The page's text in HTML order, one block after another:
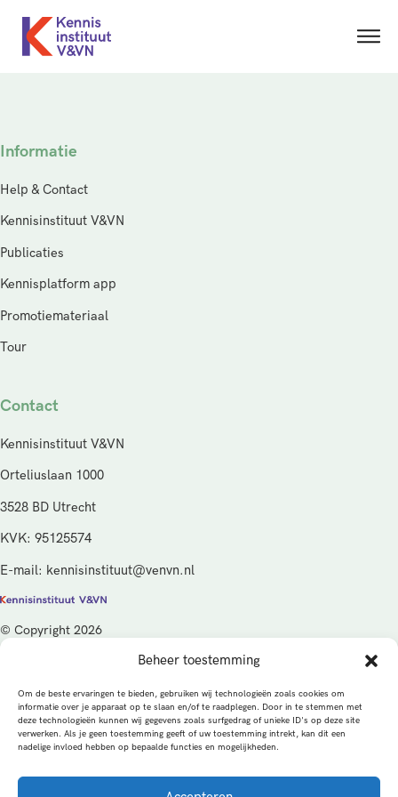
Beheer toestemming
Om de beste ervaringen te bieden, gebruiken wij technologieën zoals cookies om
informatie over je apparaat op te slaan en/of te raadplegen. Door in te stemmen met
deze technologieën kunnen wij gegevens zoals surfgedrag of unieke ID's op deze site
verwerken. Als je geen toestemming geeft of uw toestemming intrekt, kan dit een
nadelige invloed hebben op bepaalde functies en mogelijkheden.
Informatie
Help & Contact
Kennisinstituut V&VN
Publicaties
Kennisplatform app
Promotiemateriaal
Tour
Contact
Kennisinstituut V&VN
Orteliuslaan 1000
3528 BD Utrecht
KVK: 95125574
E-mail: kennisinstituut@venvn.nl
© Copyright 2026
De activiteiten van het Kennisinstituut V&VN worden gefinancierd
vanuit de kwaliteitsgelden van het ministerie van Volksgezondheid,
Welzijn en Sport (VWS), beheerd door ZonMw.
PrivacybeleidCookiesAlgemene voorwaarden